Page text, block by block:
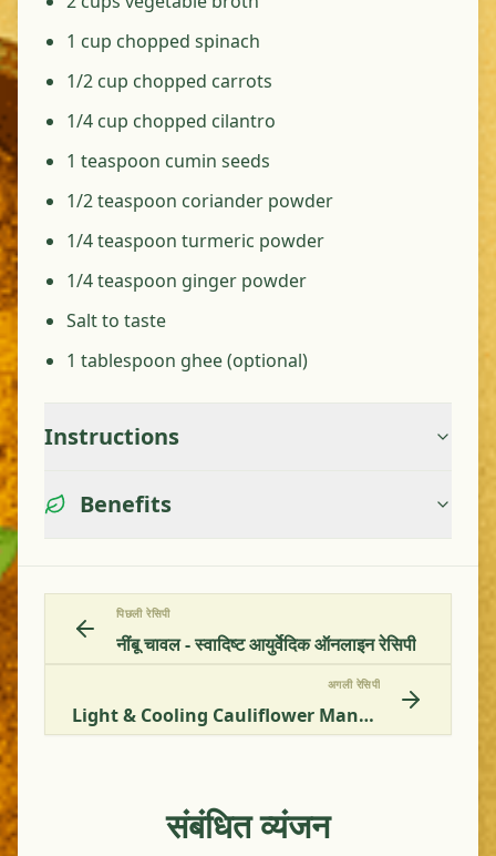
1 cup chopped spinach
1/2 cup chopped carrots
1/4 cup chopped cilantro
1 teaspoon cumin seeds
1/2 teaspoon coriander powder
1/4 teaspoon turmeric powder
1/4 teaspoon ginger powder
Salt to taste
1 tablespoon ghee (optional)
Instructions
Benefits
पिछली रेसिपी
नींबू चावल - स्वादिष्ट आयुर्वेदिक ऑनलाइन रेसिपी
अगली रेसिपी
Light & Cooling Cauliflower Manchurian For Pitta-Kapha
संबंधित व्यंजन